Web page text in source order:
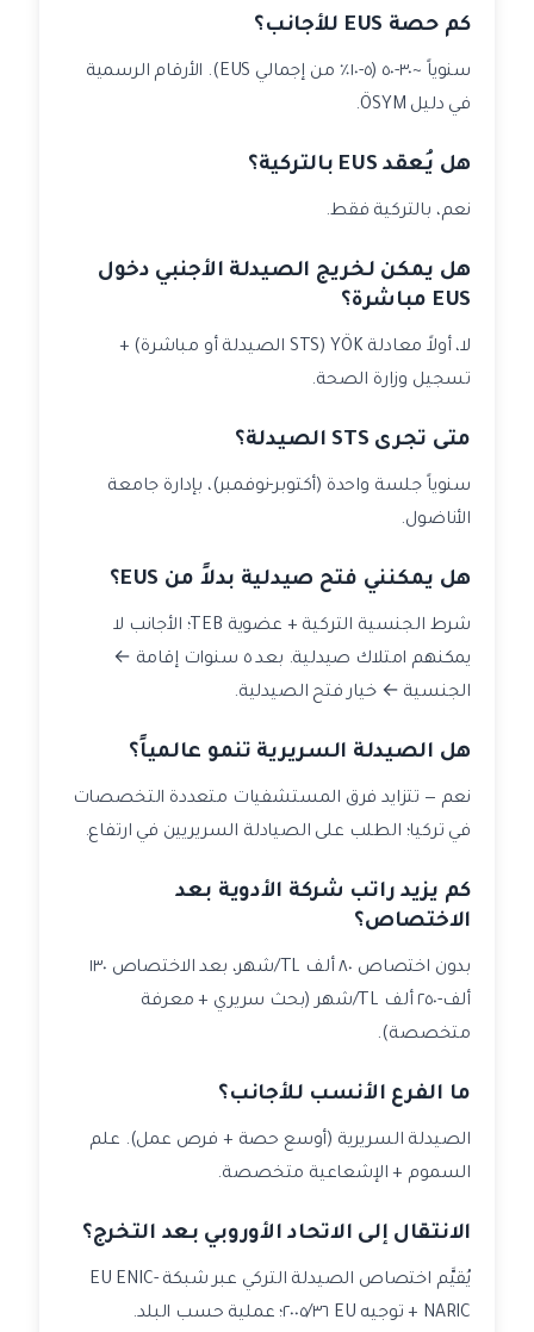
كم حصة EUS للأجانب؟
سنوياً ~٣٠-٥٠ (٥-١٠٪ من إجمالي EUS). الأرقام الرسمية
في دليل ÖSYM.
هل يُعقد EUS بالتركية؟
نعم، بالتركية فقط.
هل يمكن لخريج الصيدلة الأجنبي دخول
EUS مباشرة؟
لا، أولاً معادلة YÖK (STS الصيدلة أو مباشرة) +
تسجيل وزارة الصحة.
متى تجرى STS الصيدلة؟
سنوياً جلسة واحدة (أكتوبر-نوفمبر)، بإدارة جامعة
الأناضول.
هل يمكنني فتح صيدلية بدلاً من EUS؟
شرط الجنسية التركية + عضوية TEB؛ الأجانب لا
يمكنهم امتلاك صيدلية. بعد ٥ سنوات إقامة ←
الجنسية ← خيار فتح الصيدلية.
هل الصيدلة السريرية تنمو عالمياً؟
نعم — تتزايد فرق المستشفيات متعددة التخصصات
في تركيا؛ الطلب على الصيادلة السريريين في ارتفاع.
كم يزيد راتب شركة الأدوية بعد
الاختصاص؟
بدون اختصاص ٨٠ ألف TL/شهر، بعد الاختصاص ١٣٠
ألف-٢٥٠ ألف TL/شهر (بحث سريري + معرفة
متخصصة).
ما الفرع الأنسب للأجانب؟
الصيدلة السريرية (أوسع حصة + فرص عمل). علم
السموم + الإشعاعية متخصصة.
الانتقال إلى الاتحاد الأوروبي بعد التخرج؟
يُقيَّم اختصاص الصيدلة التركي عبر شبكة EU ENIC-
NARIC + توجيه EU ٢٠٠٥/٣٦؛ عملية حسب البلد.